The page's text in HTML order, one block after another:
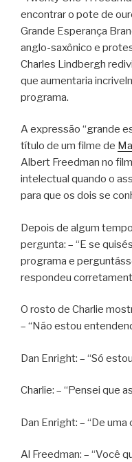
encontrar o pote de
Grande Esperança
anglo-saxônico e
Charles Lindbergh
que aumentaria
programa.
A expressão “grande
título de um filme de
Albert Freedman no
intelectual quando o
para que os dois se
Depois de algum
pergunta: – “E se
programa e
respondeu
O rosto de Charlie
– “Não estou
Dan Enright: – “Só
Charlie: – “Pensei que
Dan Enright: – “De
Al Freedman: – “Você